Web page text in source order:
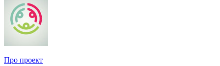
Про проект